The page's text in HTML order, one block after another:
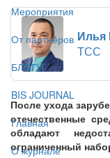
Мероприятия
От партнёров
БЛОГИ
BIS JOURNAL
Главная
О журнале
Илья
ТСС
После ухода
отечественные
обладают
ограниченный